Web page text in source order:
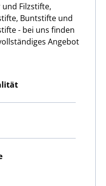
Filzstifte,
Buntstifte und
- bei uns finden
Angebot